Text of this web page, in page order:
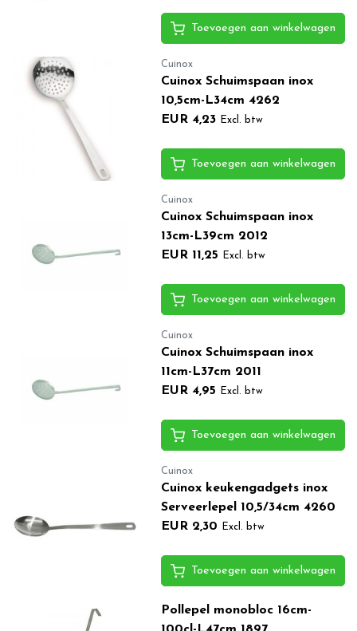
Toevoegen aan winkelwagen
Cuinox
Cuinox Schuimspaan inox
10,5cm-L34cm 4262
EUR 4,23
Excl. btw
Toevoegen aan winkelwagen
Cuinox
Cuinox Schuimspaan inox
13cm-L39cm 2012
EUR 11,25
Excl. btw
Toevoegen aan winkelwagen
Cuinox
Cuinox Schuimspaan inox
11cm-L37cm 2011
EUR 4,95
Excl. btw
Toevoegen aan winkelwagen
Cuinox
Cuinox keukengadgets inox
Serveerlepel 10,5/34cm 4260
EUR 2,30
Excl. btw
Toevoegen aan winkelwagen
Pollepel monobloc 16cm-